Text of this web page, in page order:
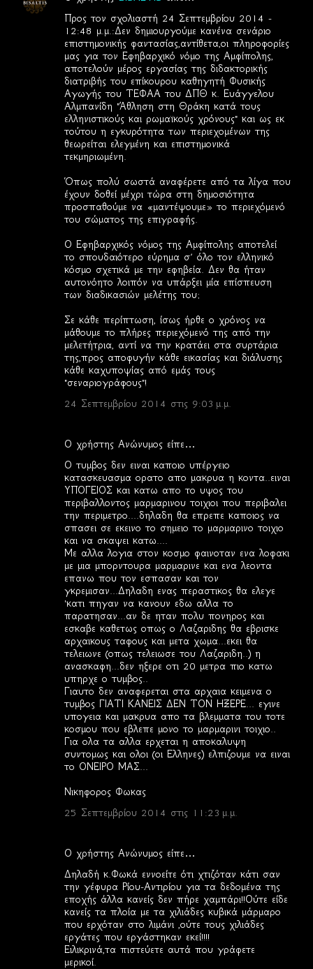
Προς τον σχολιαστή 24 Σεπτεμβρίου 2014 -
12:48 μ.μ.:Δεν δημιουργούμε κανένα σενάριο
επιστημονικής φαντασίας,αντίθετα,οι πληροφορίες
μας για τον Εφηβαρχικό νόμο της Αμφίπολης,
αποτελούν μέρος εργασίας της διδακτορικής
διατριβής του επίκουρου καθηγητή Φυσικής
Αγωγής του ΤΕΦΑΑ του ΔΠΘ κ. Ευάγγελου
Αλμπανίδη "Άθληση στη Θράκη κατά τους
ελληνιστικούς και ρωμαϊκούς χρόνους" και ως εκ
τούτου η εγκυρότητα των περιεχομένων της
θεωρείται ελεγμένη και επιστημονικά
τεκμηριωμένη.
Όπως πολύ σωστά αναφέρετε από τα λίγα που
έχουν δοθεί μέχρι τώρα στη δημοσιότητα
προσπαθούμε να «μαντέψουμε» το περιεχόμενό
του σώματος της επιγραφής.
Ο Εφηβαρχικός νόμος της Αμφίπολης αποτελεί
το σπουδαιότερο εύρημα σ’ όλο τον ελληνικό
κόσμο σχετικά με την εφηβεία. Δεν θα ήταν
αυτονόητο λοιπόν να υπάρξει μία επίσπευση
των διαδικασιών μελέτης του;
Σε κάθε περίπτωση, ίσως ήρθε ο χρόνος να
μάθουμε το πλήρες περιεχόμενό της από την
μελετήτρια, αντί να την κρατάει στα συρτάρια
της,προς αποφυγήν κάθε εικασίας και διάλυσης
κάθε καχυποψίας από εμάς τους
"σεναριογράφους"!
24 Σεπτεμβρίου 2014 στις 9:03 μ.μ.
Ο χρήστης Ανώνυμος είπε…
Ο τυμβος δεν ειναι καποιο υπέργειο
κατασκευασμα ορατο απο μακρυα η κοντα..ειναι
ΥΠΟΓΕΙΟΣ και κατω απο το υψος του
περιβαλλοντος μαρμαρινου τοιχιοι που περιβαλει
την περιμετρο....δηλαδη θα επρεπε καποιος να
σπασει σε εκεινο το σημειο το μαρμαρινο τοιχιο
και να σκαψει κατω....
Με αλλα λογια στον κοσμο φαινοταν ενα λοφακι
με μια μπορντουρα μαρμαρινε και ενα λεοντα
επανω που τον εσπασαν και τον
γκρεμισαν...Δηλαδη ενας περαστικος θα ελεγε
'κατι πηγαν να κανουν εδω αλλα το
παρατησαν...αν δε ηταν πολυ πονηρος και
εσκαβε καθετως οπως ο Λαζαριδης θα εβρισκε
αρχαικους ταφους και μετα χωμα...εκει θα
τελειωνε (οπως τελειωσε του Λαζαριδη..) η
ανασκαφη...δεν ηξερε οτι 20 μετρα πιο κατω
υπηρχε ο τυμβος..
Γιαυτο δεν αναφερεται στα αρχαια κειμενα ο
τυμβος ΓΙΑΤΙ ΚΑΝΕΙΣ ΔΕΝ ΤΟΝ ΗΞΕΡΕ... εγινε
υπογεια και μακρυα απο τα βλεμματα του τοτε
κοσμου που εβλεπε μονο το μαρμαρινι τοιχιο..
Για ολα τα αλλα ερχεται η αποκαλυψη
συντομως και ολοι (οι Ελληνες) ελπιζουμε να ειναι
το ΟΝΕΙΡΟ ΜΑΣ...
Νικηφορος Φωκας
25 Σεπτεμβρίου 2014 στις 11:23 μ.μ.
Ο χρήστης Ανώνυμος είπε…
Δηλαδή κ.Φωκά εννοείτε ότι χτιζόταν κάτι σαν
την γέφυρα Ρίου-Αντιρίου για τα δεδομένα της
εποχής άλλα κανείς δεν πήρε χαμπάρι!!Ούτε είδε
κανείς τα πλοία με τα χιλιάδες κυβικά μάρμαρο
που ερχόταν στο λιμάνι ,ούτε τους χιλιάδες
εργάτες που εργάστηκαν εκεί!!!!
Ειλικρινά,τα πιστεύετε αυτά που γράφετε
μερικοί.